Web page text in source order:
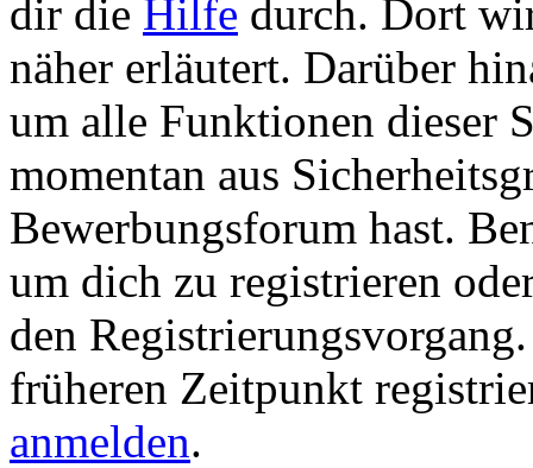
dir die Hilfe durch. Dort
näher erläutert. Darüber
um alle Funktionen dieser
momentan aus
Bewerbungsforum hast.
um dich zu registrieren
den
früheren Zeitpunkt
anmelden.